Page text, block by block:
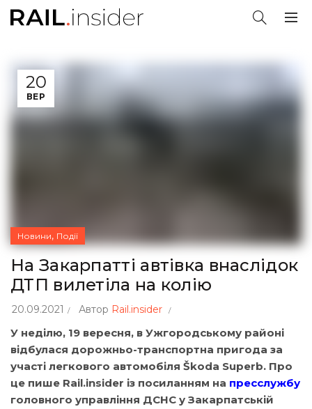
20
ВЕР
Новини, Події
На Закарпатті автівка внаслідок
ДТП вилетіла на колію
20.09.2021 Автор Rail.insider
У неділю, 19 вересня, в Ужгородському районі
відбулася дорожньо-транспортна пригода за
участі легкового автомобіля Škoda Superb. Про
це пише Rail.insider із посиланням на пресслужбу
головного управління ДСНС у Закарпатській